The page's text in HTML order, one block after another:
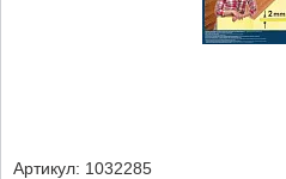
Артикул: 1032285